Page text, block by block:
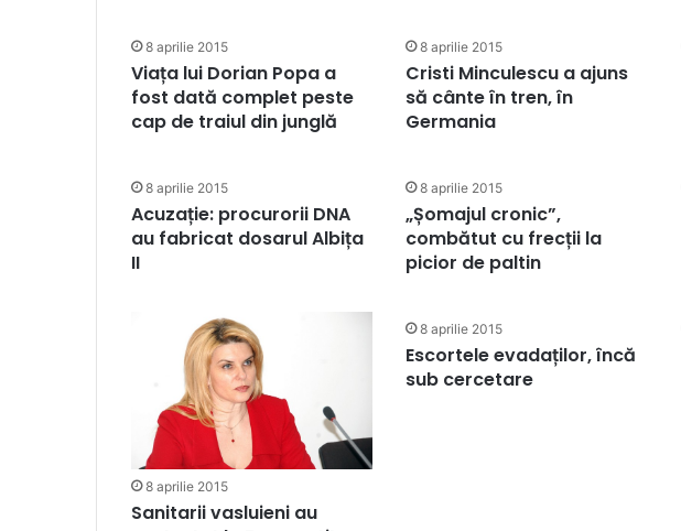
8 aprilie 2015
Viața lui Dorian Popa a
fost dată complet peste
cap de traiul din junglă
8 aprilie 2015
Cristi Minculescu a ajuns
să cânte în tren, în
Germania
8 aprilie 2015
Acuzație: procurorii DNA
au fabricat dosarul Albița
II
8 aprilie 2015
„Șomajul cronic”,
combătut cu frecții la
picior de paltin
8 aprilie 2015
Sanitarii vasluieni au
8 aprilie 2015
Escortele evadaților, încă
sub cercetare